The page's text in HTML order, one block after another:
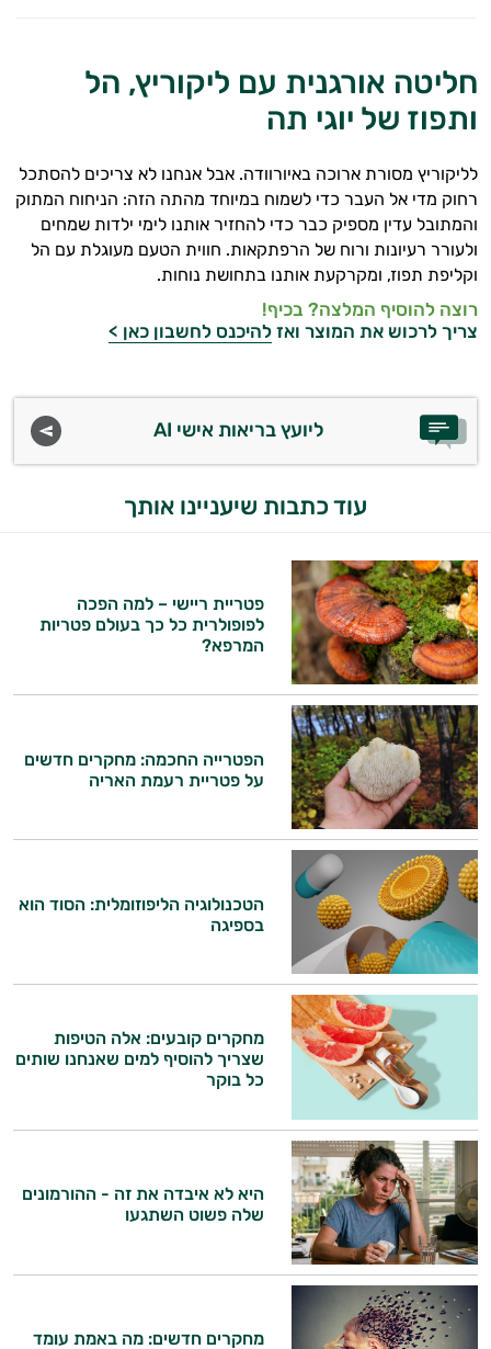
חליטה אורגנית עם ליקוריץ, הל
ותפוז של יוגי תה
לליקוריץ מסורת ארוכה באיורוודה. אבל אנחנו לא צריכים להסתכל
רחוק מדי אל העבר כדי לשמוח במיוחד מהתה הזה: הניחוח המתוק
והמתובל עדין מספיק כבר כדי להחזיר אותנו לימי ילדות שמחים
ולעורר רעיונות ורוח של הרפתקאות. חווית הטעם מעוגלת עם הל
וקליפת תפוז, ומקרקעת אותנו בתחושת נוחות.
רוצה להוסיף המלצה? בכיף!
צריך לרכוש את המוצר ואז להיכנס לחשבון כאן >
ליועץ בריאות אישי AI
עוד כתבות שיעניינו אותך
פטריית ריישי – למה הפכה
לפופולרית כל כך בעולם פטריות
המרפא?
הפטרייה החכמה: מחקרים חדשים
על פטריית רעמת האריה
הטכנולוגיה הליפוזומלית: הסוד הוא
בספיגה
מחקרים קובעים: אלה הטיפות
שצריך להוסיף למים שאנחנו שותים
כל בוקר
היא לא איבדה את זה - ההורמונים
שלה פשוט השתגעו
מחקרים חדשים: מה באמת עומד
היי,
אני יועץ הבריאות האישי AI של טבע בריא.
התשובות שלי מבוססות על מאגרי מידע קליניים
וספרות מקצועית בתחומי הרפואה הטבעית